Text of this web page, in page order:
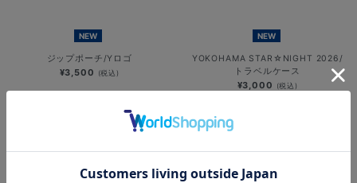
NEW
ジップポーチ/Yロゴ
¥3,500 (税込)
NEW
YOKOHAMA STAR☆NIGHT 2026/
トラベルケース
¥3,000 (税込)